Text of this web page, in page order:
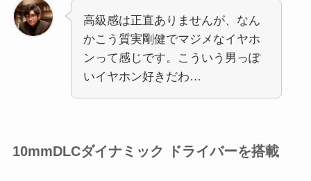
高級感は正直ありませんが、なん
かこう質実剛健でマジメなイヤホ
ンって感じです。こういう男っぽ
いイヤホン好きだわ…
10mmDLCダイナミック ドライバーを搭載